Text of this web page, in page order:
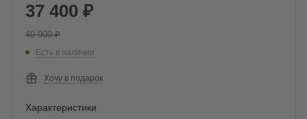
37 400 ₽
49 900₽
Есть в наличии
Хочу в подарок
Характеристики